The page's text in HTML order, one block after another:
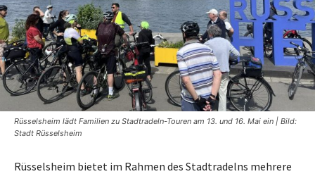
Rüsselsheim lädt Familien zu Stadtradeln-Touren am 13. und 16. Mai ein | Bild:
Stadt Rüsselsheim
Rüsselsheim bietet im Rahmen des Stadtradelns mehrere